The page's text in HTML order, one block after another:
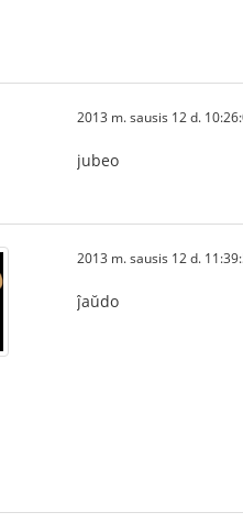
2013 m. sausis 12 d.
jubeo
2013 m. sausis 12 d.
ĵaŭdo